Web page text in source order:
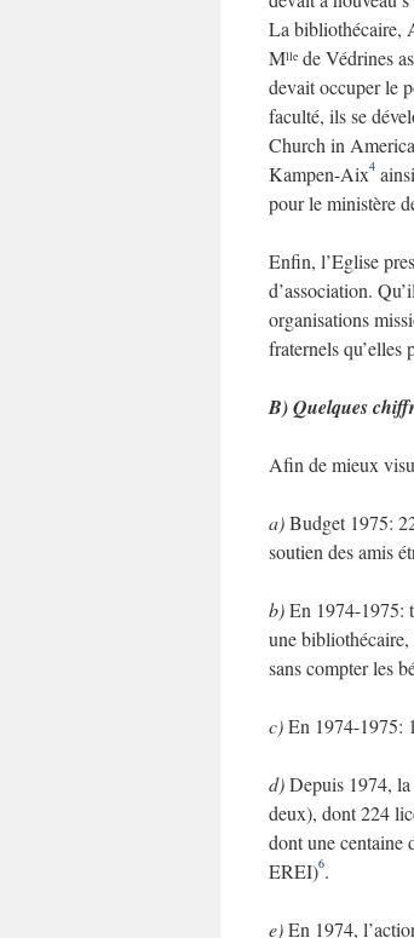
La bibliothécaire,
Mlle de Védrines
devait occuper le
faculté, ils se
Church in
Kampen-Aix4
pour le ministère
Enfin, l’Eglise
d’association.
organisations
fraternels qu’elles
B) Quelques
Afin de mieux
a)Budget 1975:
soutien des amis
b)En 1974-1975:
une bibliothécaire,
sans compter les
c)En 1974-1975:
d)Depuis 1974,
deux), dont 224
dont une centaine
EREI)6.
e)En 1974,